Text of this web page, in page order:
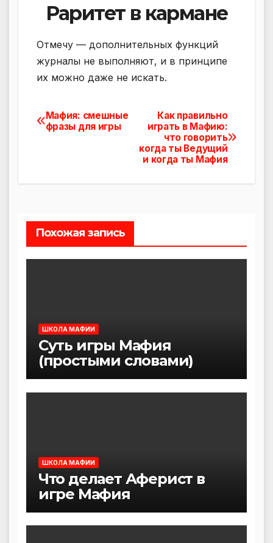
Раритет в кармане
Отмечу — дополнительных функций
журналы не выполняют, и в принципе
их можно даже не искать.
Навигация
Как правильно
играть в Мафию:
что говорить
когда ты Ведущий
и когда ты Мафия
Мафия: смешные
фразы для игры
Похожая запись
ШКОЛА МАФИИ
Суть игры Мафия
(простыми словами)
ШКОЛА МАФИИ
Что делает Аферист в
игре Мафия